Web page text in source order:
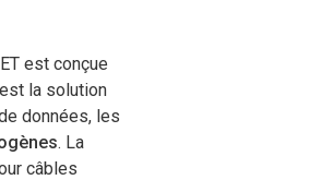
est conçue
la solution
données, les
. La
câbles